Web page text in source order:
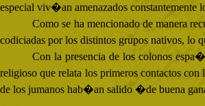
especial viv�an amenazados
Como se ha mencionado de manera
codiciadas por los distintos grupos nativos, lo
Con la presencia de los colonos
religioso que relata los primeros contactos
de los jumanos hab�an salido �de buena